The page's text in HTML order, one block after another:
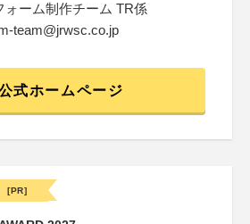
ォーム制作チーム TR係
team@jrwsc.co.jp
式ホームページ
[PR]